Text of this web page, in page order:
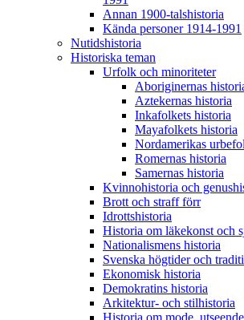
Annan 1900-talshistoria
Kända personer 1914-1991
Nutidshistoria
Historiska teman
Urfolk och minoriteter
Aboriginernas
Aztekernas historia
Inkafolkets historia
Mayafolkets historia
Nordamerikas
Romernas historia
Samernas historia
Kvinnohistoria och
Brott och straff förr
Idrottshistoria
Historia om läkekonst och
Nationalismens historia
Svenska högtider och
Ekonomisk historia
Demokratins historia
Arkitektur- och stilhistoria
Historia om mode,